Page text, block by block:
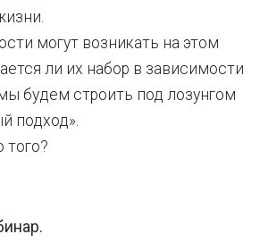
могут возникать на этом
ли их набор в зависимости
будем строить под лозунгом
подход».
того?